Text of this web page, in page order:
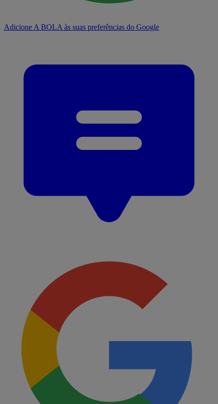
Adicione A BOLA às suas preferências do Google